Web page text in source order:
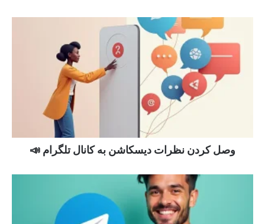
وصل کردن نظرات دیسکاشن به کانال تلگرام 📣